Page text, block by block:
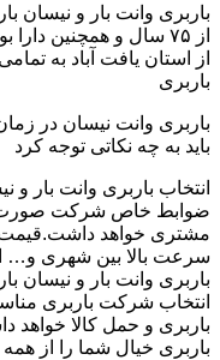
باربری وانت بار و نیسان
از ۷۵ سال و همچنین
از استان یافت آباد به
باربری
باربری وانت نیسان در
باید به چه نکاتی توجه کرد
انتخاب باربری وانت بار
ضوابط خاص شرکت صورت
مشتری خواهد داشت.قیمت
سرعت بالا بین شهری و…
باربری وانت بار و نیسان
انتخاب شرکت باربری
باربری و حمل کالا
باربری خیال شما را از